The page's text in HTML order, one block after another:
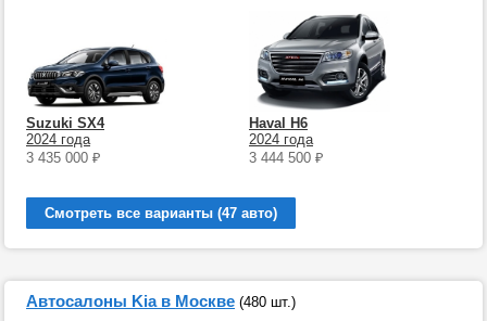
Suzuki SX4
2024 года
3 435 000 ₽
Haval H6
2024 года
3 444 500 ₽
Смотреть все варианты (47 авто)
Автосалоны Kia в Москве (480 шт.)